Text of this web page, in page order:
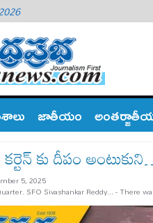
జాతీయం
కు దీపం
5, 2025
SFO Sivashankar Reddy... - There